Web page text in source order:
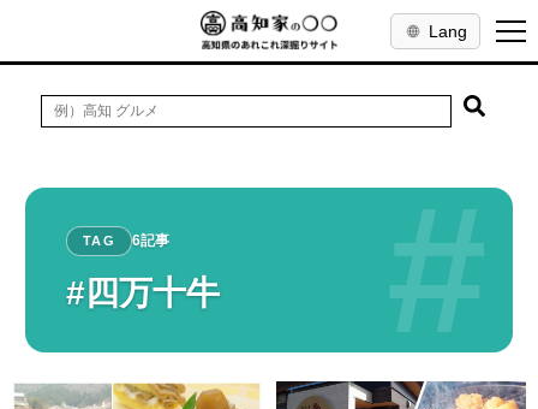
Lang
#
TAG 6記事
#四万十牛